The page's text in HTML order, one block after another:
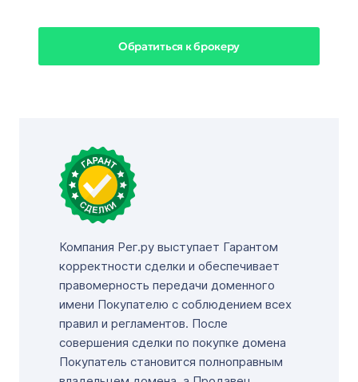
Обратиться к брокеру
Компания Рег.ру выступает Гарантом
корректности сделки и обеспечивает
правомерность передачи доменного
имени Покупателю с соблюдением всех
правил и регламентов. После
совершения сделки по покупке домена
Покупатель становится полноправным